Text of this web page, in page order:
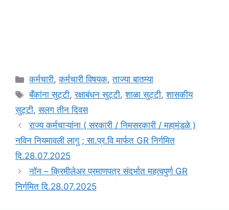
Categories
कर्मचारी,कर्मचारी विषयक,ताज्या बातम्या
Tags
बँकांना सुट्टी,रक्षाबंधन सुट्टी,शाळा सुट्टी,शासकीय
सुट्टी,सलग तीन दिवस
राज्य कर्मचाऱ्यांना ( सरकारी / निमसरकारी / महामंडळे )
नविन नियमावली लागु ; सा.प्र.वि मार्फत GR निर्गमित
दि.28.07.2025
नॉन – क्रिमीलेअर प्रमाणपत्र संदर्भात महत्वपुर्ण GR
निर्गमित दि.28.07.2025